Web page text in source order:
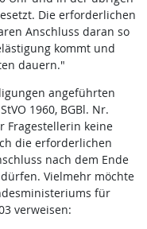
Die erforderlichen
Anschluss daran so
kommt und
dauern."
angeführten
1960, BGBl. Nr.
Fragestellerin keine
die erforderlichen
nach dem Ende
Vielmehr möchte
für
verweisen: